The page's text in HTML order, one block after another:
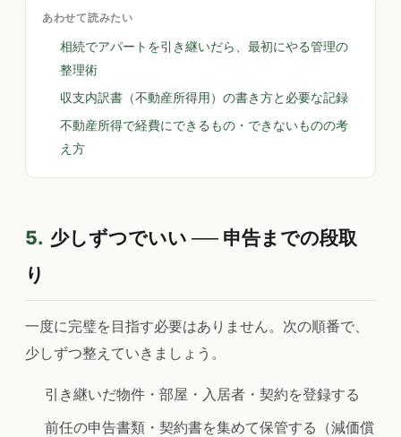
あわせて読みたい
相続でアパートを引き継いだら、最初にやる管理の
整理術
収支内訳書（不動産所得用）の書き方と必要な記録
不動産所得で経費にできるもの・できないものの考
え方
5. 少しずつでいい ── 申告までの段取
り
一度に完璧を目指す必要はありません。次の順番で、
少しずつ整えていきましょう。
引き継いだ物件・部屋・入居者・契約を登録する
前任の申告書類・契約書を集めて保管する（減価償